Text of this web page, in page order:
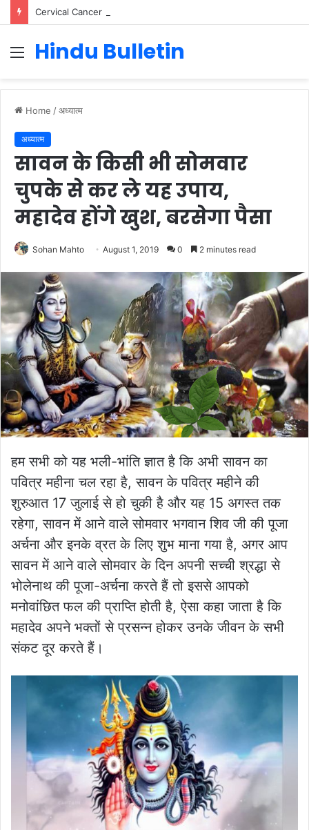
Menu
Hindu Bulletin
Home /अध्यात्म
अध्यात्म
सावन के किसी भी सोमवार
चुपके से कर ले यह उपाय,
महादेव होंगे खुश, बरसेगा पैसा
Sohan Mahto August 1, 2019 0 2 minutes read
हम सभी को यह भली-भांति ज्ञात है कि अभी सावन का
पवित्र महीना चल रहा है, सावन के पवित्र महीने की
शुरुआत 17 जुलाई से हो चुकी है और यह 15 अगस्त तक
रहेगा, सावन में आने वाले सोमवार भगवान शिव जी की पूजा
अर्चना और इनके व्रत के लिए शुभ माना गया है, अगर आप
सावन में आने वाले सोमवार के दिन अपनी सच्ची श्रद्धा से
भोलेनाथ की पूजा-अर्चना करते हैं तो इससे आपको
मनोवांछित फल की प्राप्ति होती है, ऐसा कहा जाता है कि
महादेव अपने भक्तों से प्रसन्न होकर उनके जीवन के सभी
संकट दूर करते हैं।